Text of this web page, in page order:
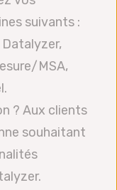
suivants :
MSA,
? Aux clients
souhaitant